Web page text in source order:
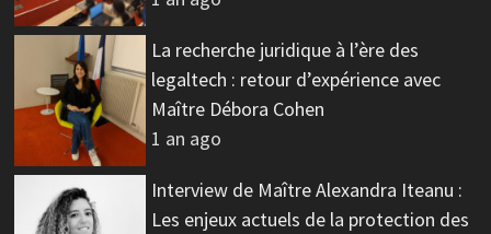
La recherche juridique à l’ère des
legaltech : retour d’expérience avec
Maître Débora Cohen
1 an ago
Interview de Maître Alexandra Iteanu :
Les enjeux actuels de la protection des